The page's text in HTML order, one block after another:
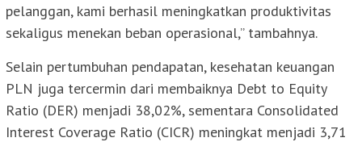
pelanggan, kami berhasil meningkatkan produktivitas
sekaligus menekan beban operasional,” tambahnya.
Selain pertumbuhan pendapatan, kesehatan keuangan
PLN juga tercermin dari membaiknya Debt to Equity
Ratio (DER) menjadi 38,02%, sementara Consolidated
Interest Coverage Ratio (CICR) meningkat menjadi 3,71